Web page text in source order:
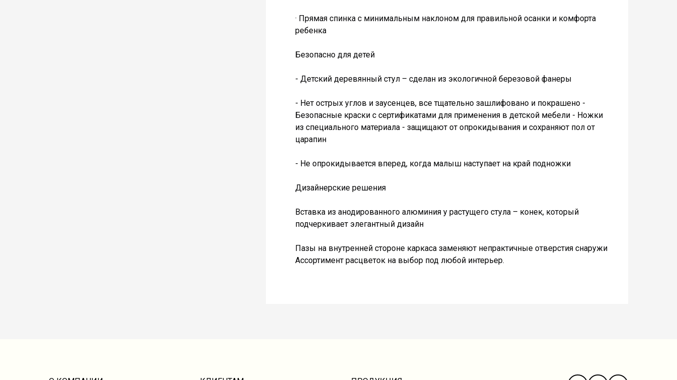
· Прямая спинка с минимальным наклоном для правильной осанки и комфорта
ребенка
Безопасно для детей
- Детский деревянный стул – сделан из экологичной березовой фанеры
- Нет острых углов и заусенцев, все тщательно зашлифовано и покрашено -
Безопасные краски с сертификатами для применения в детской мебели - Ножки
из специального материала - защищают от опрокидывания и сохраняют пол от
царапин
- Не опрокидывается вперед, когда малыш наступает на край подножки
Дизайнерские решения
Вставка из анодированного алюминия у растущего стула – конек, который
подчеркивает элегантный дизайн
Пазы на внутренней стороне каркаса заменяют непрактичные отверстия снаружи
Ассортимент расцветок на выбор под любой интерьер.